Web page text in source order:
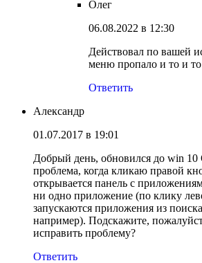
Олег
06.08.2022 в 12:30
Действовал по вашей
меню пропало и то и то
Ответить
Александр
01.07.2017 в 19:01
Добрый день, обновился до win 10
проблема, когда кликаю правой
открывается панель с
ни одно приложение (по клику
запускаются приложения из
например). Подскажите,
исправить проблему?
Ответить